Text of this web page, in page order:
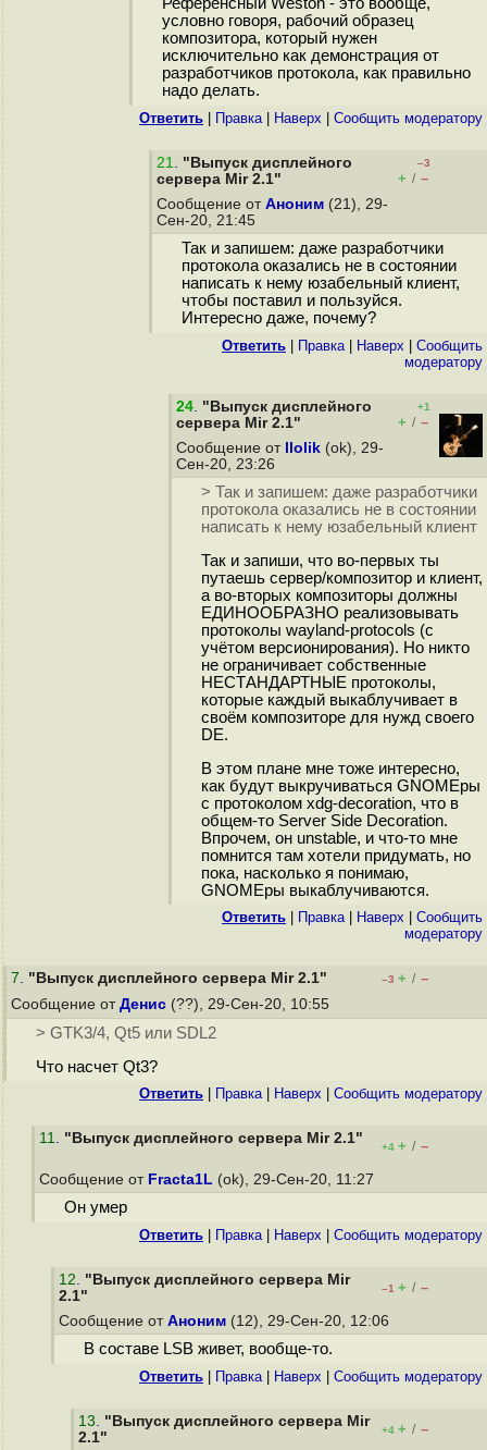
Референсный Weston - это вообще,
условно говоря, рабочий образец
композитора, который нужен
исключительно как демонстрация от
разработчиков протокола, как правильно
надо делать.
Ответить Правка| Наверх Cообщить модератору
21. "Выпуск дисплейного
сервера Mir 2.1"
–3
+ / –
Сообщение от Аноним (21), 29-
Сен-20, 21:45
Так и запишем: даже разработчики
протокола оказались не в состоянии
написать к нему юзабельный клиент,
чтобы поставил и пользуйся.
Интересно даже, почему?
Ответить Правка| Наверх
Cообщить
модератору
24. "Выпуск дисплейного
сервера Mir 2.1"
+1
+ / –
Сообщение от
llolik (ok), 29-
Сен-20, 23:26
> Так и запишем: даже разработчики
протокола оказались не в состоянии
написать к нему юзабельный клиент
Так и запиши, что во-первых ты
путаешь сервер/композитор и клиент,
а во-вторых композиторы должны
ЕДИНООБРАЗНО реализовывать
протоколы wayland-protocols (с
учётом версионирования). Но никто
не ограничивает собственные
НЕСТАНДАРТНЫЕ протоколы,
которые каждый выкаблучивает в
своём композиторе для нужд своего
DE.
В этом плане мне тоже интересно,
как будут выкручиваться GNOMEры
с протоколом xdg-decoration, что в
общем-то Server Side Decoration.
Впрочем, он unstable, и что-то мне
помнится там хотели придумать, но
пока, насколько я понимаю,
GNOMEры выкаблучиваются.
Ответить Правка| Наверх
Cообщить
модератору
7. "Выпуск дисплейного сервера Mir 2.1" –3 + / –
Сообщение от Денис (??), 29-Сен-20, 10:55
> GTK3/4, Qt5 или SDL2
Что насчет Qt3?
Ответить Правка| Наверх Cообщить модератору
11. "Выпуск дисплейного сервера Mir 2.1"
+4 + / –
Сообщение от Fracta1L (ok), 29-Сен-20, 11:27
Он умер
Ответить Правка| Наверх Cообщить модератору
12. "Выпуск дисплейного сервера Mir
2.1"
–1 + / –
Сообщение от Аноним (12), 29-Сен-20, 12:06
В составе LSB живет, вообще-то.
Ответить Правка| Наверх Cообщить модератору
13. "Выпуск дисплейного сервера Mir
2.1"
+4 + / –